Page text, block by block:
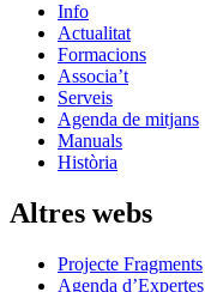
Info
Actualitat
Formacions
Associa’t
Serveis
Agenda de mitjans
Manuals
Història
Altres webs
Projecte Fragments
Agenda d’Expertes